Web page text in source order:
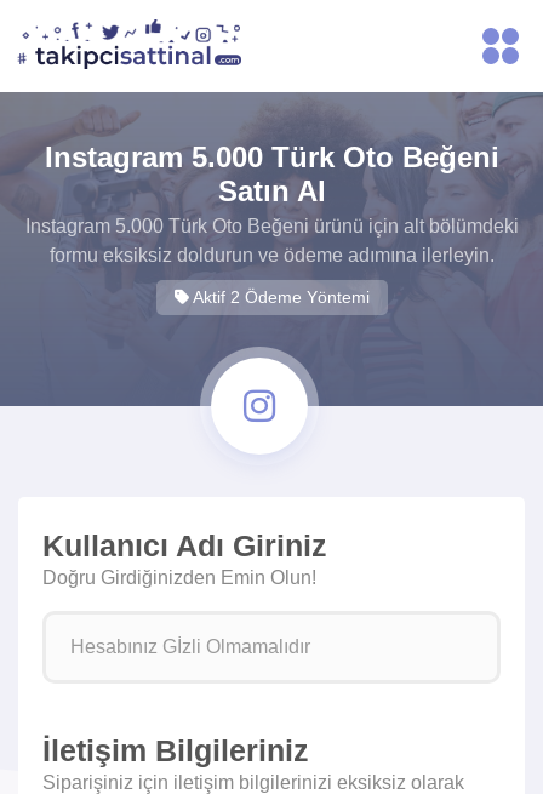
Instagram 5.000 Türk Oto Beğeni
Satın Al
Instagram 5.000 Türk Oto Beğeni ürünü için alt bölümdeki
formu eksiksiz doldurun ve ödeme adımına ilerleyin.
Aktif 2 Ödeme Yöntemi
Kullanıcı Adı Giriniz
Doğru Girdiğinizden Emin Olun!
İletişim Bilgileriniz
Siparişiniz için iletişim bilgilerinizi eksiksiz olarak